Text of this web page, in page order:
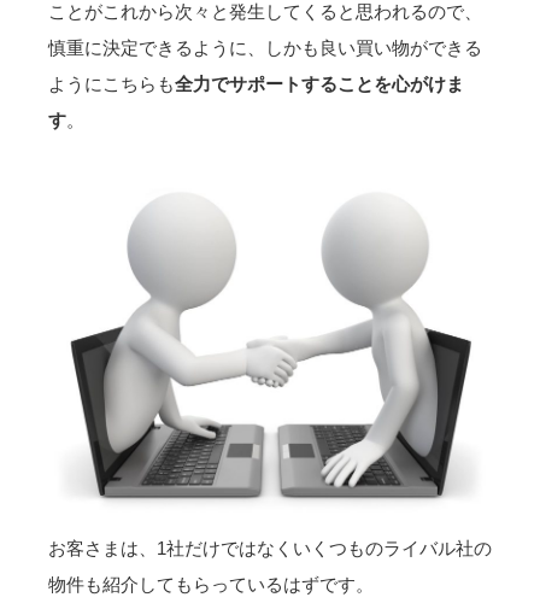
ことがこれから次々と発生してくると思われるので、
慎重に決定できるように、しかも良い買い物ができる
ようにこちらも全力でサポートすることを心がけま
す。
お客さまは、1社だけではなくいくつものライバル社の
物件も紹介してもらっているはずです。